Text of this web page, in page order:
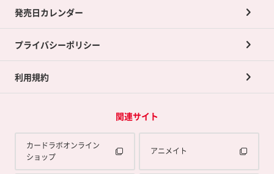
買取承諾書について
ポイント交換景品
発売日カレンダー
プライバシーポリシー
利用規約
関連サイト
カードラボオンライン
ショップ
アニメイト